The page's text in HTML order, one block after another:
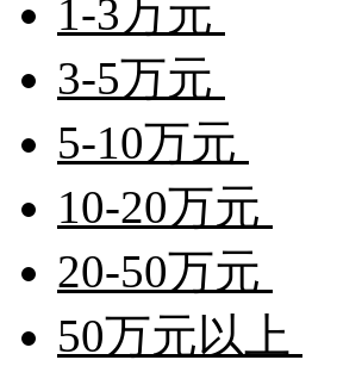
1-3万元
3-5万元
5-10万元
10-20万元
20-50万元
50万元以上